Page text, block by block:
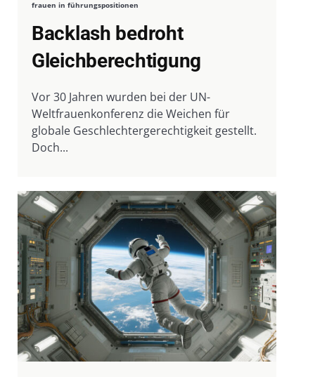
frauen in führungspositionen
Backlash bedroht
Gleichberechtigung
Vor 30 Jahren wurden bei der UN-
Weltfrauenkonferenz die Weichen für
globale Geschlechtergerechtigkeit gestellt.
Doch...